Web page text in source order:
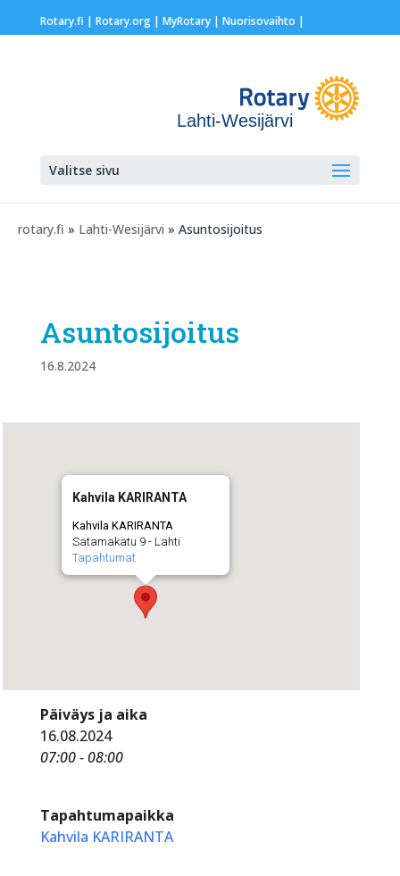
Rotary.fi | Rotary.org| MyRotary | Nuorisovaihto |
Lahti-Wesijärvi
Valitse sivu
rotary.fi » Lahti-Wesijärvi » Asuntosijoitus
Asuntosijoitus
16.8.2024
Kahvila KARIRANTA
Kahvila KARIRANTA
Satamakatu 9 - Lahti
Tapahtumat
Päiväys ja aika
16.08.2024
07:00 - 08:00
Tapahtumapaikka
Kahvila KARIRANTA